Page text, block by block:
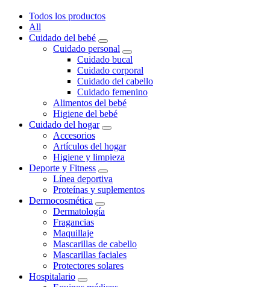
Todos los productos
All
Cuidado del bebé
Cuidado personal
Cuidado bucal
Cuidado corporal
Cuidado del cabello
Cuidado femenino
Alimentos del bebé
Higiene del bebé
Cuidado del hogar
Accesorios
Artículos del hogar
Higiene y limpieza
Deporte y Fitness
Línea deportiva
Proteínas y suplementos
Dermocosmética
Dermatología
Fragancias
Maquillaje
Mascarillas de cabello
Mascarillas faciales
Protectores solares
Hospitalario